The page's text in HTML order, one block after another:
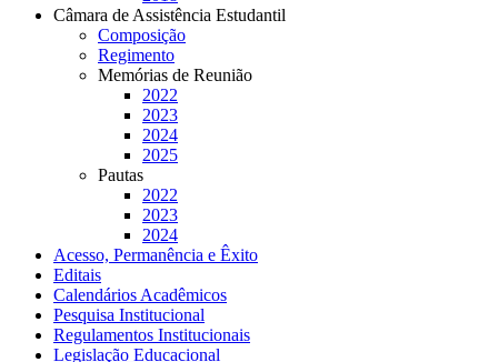
Câmara de Assistência Estudantil
Composição
Regimento
Memórias de Reunião
2022
2023
2024
2025
Pautas
2022
2023
2024
Acesso, Permanência e Êxito
Editais
Calendários Acadêmicos
Pesquisa Institucional
Regulamentos Institucionais
Legislação Educacional